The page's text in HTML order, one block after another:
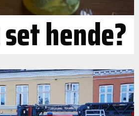
hende?